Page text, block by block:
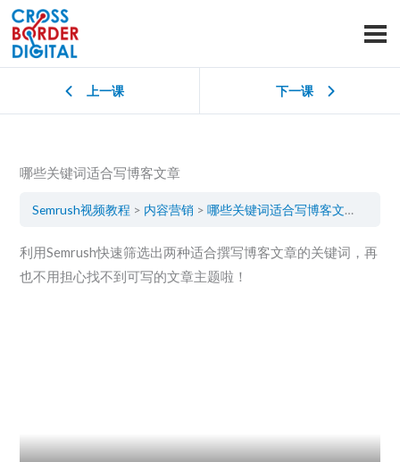
上一课 下一课
哪些关键词适合写博客文章
Semrush视频教程 内容营销 哪些关键词适合写博客文章
利用Semrush快速筛选出两种适合撰写博客文章的关键词，再
也不用担心找不到可写的文章主题啦！